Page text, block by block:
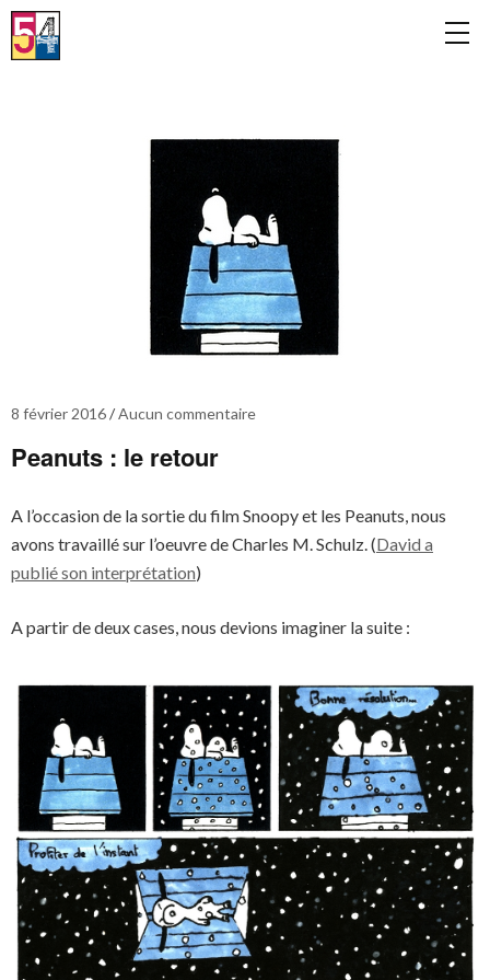
8 février 2016 Aucun commentaire
Peanuts : le retour
A l’occasion de la sortie du film Snoopy et les Peanuts, nous
avons travaillé sur l’oeuvre de Charles M. Schulz. (David a
publié son interprétation)
A partir de deux cases, nous devions imaginer la suite :